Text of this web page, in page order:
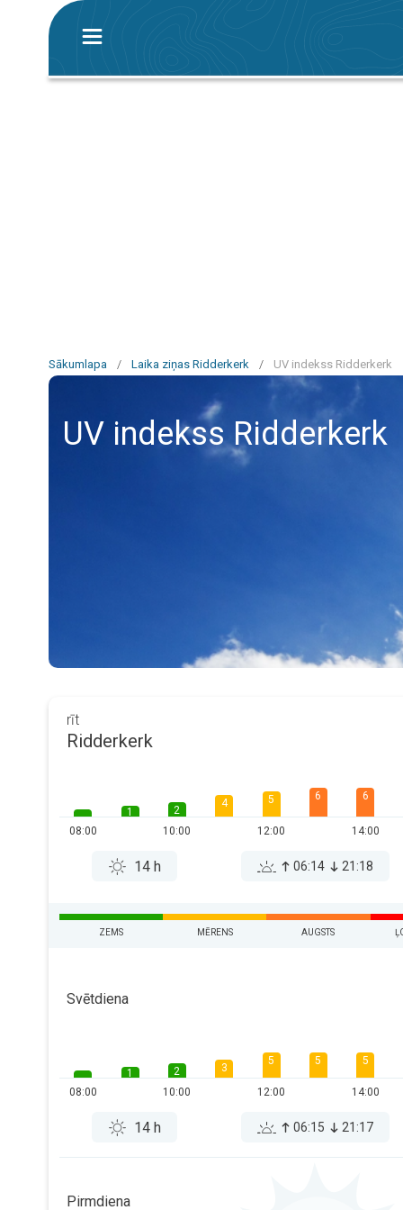
Sākumlapa / Laika ziņas Ridderkerk / UV indekss Ridderkerk
UV indekss Ridderkerk
rīt
Ridderkerk
08:00
1
2
10:00
4 5
12:00
6 6
14:00
14 h 06:14 21:18
ZEMS MĒRENS AUGSTS
Svētdiena
08:00
1
2
10:00
3
5
12:00
5 5
14:00
14 h 06:15 21:17
Pirmdiena